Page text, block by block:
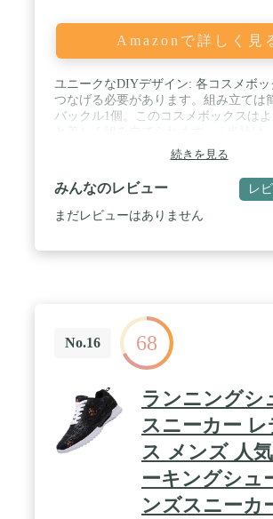
Amazonで詳しく見
ユニークなDIYデザイン: 各コスメボ
つなげる必要があります。組み立ては
バックル1個。このコスメボックスは
イエンド製品のみを製造、販売してい
な投資であり、高価な化粧品の安全性
とができます。 / 多機能収納ボックス:
チ x 幅8.2インチ x 高さ9.05インチ。ジ
粧品を同時に収納できます。これによ
すべて見事なパーソナライズされたビ
ウンターに入れ、時間の経過とともに
ん。 / 満足保証: 当社のチームは最高の
最高の素材、もし品質と輸送が破損し
は、交換または返金を選択することが
題はありません。そのため、30日間の
ります。
続きを見る
みんなのレビュー レ
まだレビューはありません
No.16 68
ランニングシ
スニーカー レ
ス メンズ 人
ーキングシュ
ンズスニーカ